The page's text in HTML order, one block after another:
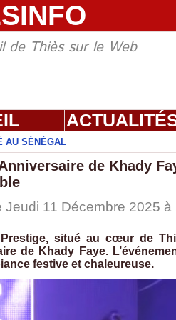
de Thiès sur le Web
AU SÉNÉGAL
de Khady
Jeudi 11 Décembre 2025
Prestige, situé au cœur de
de Khady Faye.
festive et chaleureuse.